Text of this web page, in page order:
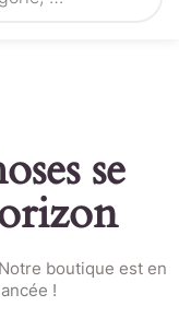
se
boutique est en
!